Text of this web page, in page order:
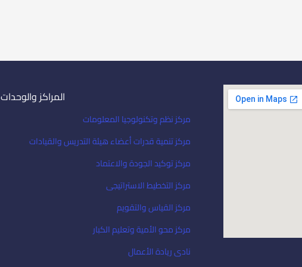
المراكز والوحدات
مركز نظم وتكنولوجيا المعلومات
مركز تنمية قدرات أعضاء هيئة التدريس والقيادات
مركز توكيد الجودة والاعتماد
مركز التخطيط الاستراتيجى
مركز القياس والتقويم
مركز محو الأمية وتعليم الكبار
نادى ريادة الأعمال